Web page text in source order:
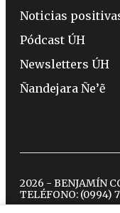
Noticias
Pódcast ÚH
Newsletters ÚH
Ñandejara Ñe’ẽ
2026 - BENJAMÍN
TELÉFONO: (0994)